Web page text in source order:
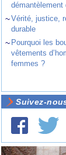
~Vérité, justice,
durable
~ Pourquoi les
vêtements
femmes ?
Suivez-